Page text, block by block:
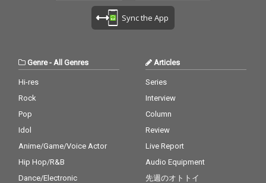
Sync the App
Genre- All Genres
Hi-res
Rock
Pop
Idol
Anime/Game/Voice Actor
Hip Hop/R&B
Dance/Electronic
Articles
Series
Interview
Column
Review
Live Report
Audio Equipment
先週のオトトイ